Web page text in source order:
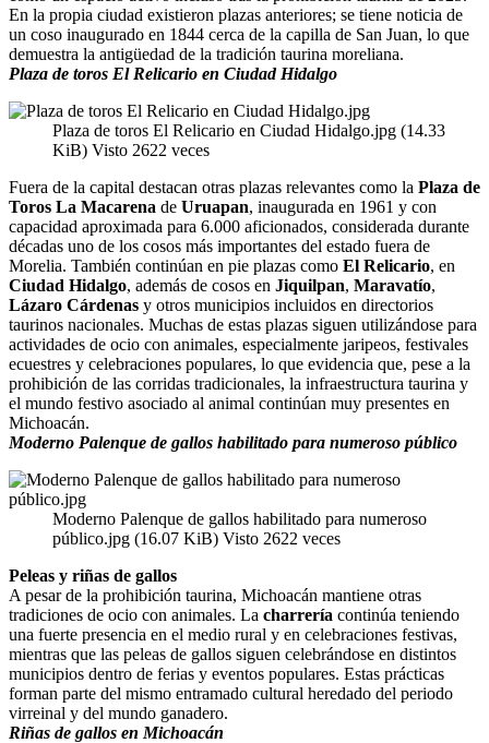
En la propia ciudad existieron plazas anteriores; se tiene noticia de
un coso inaugurado en 1844 cerca de la capilla de San Juan, lo que
demuestra la antigüedad de la tradición taurina moreliana.
Plaza de toros El Relicario en Ciudad Hidalgo
Plaza de toros El Relicario en Ciudad Hidalgo.jpg (14.33
KiB) Visto 2622 veces
Fuera de la capital destacan otras plazas relevantes como la Plaza de
Toros La Macarena de Uruapan, inaugurada en 1961 y con
capacidad aproximada para 6.000 aficionados, considerada durante
décadas uno de los cosos más importantes del estado fuera de
Morelia. También continúan en pie plazas como El Relicario, en
Ciudad Hidalgo, además de cosos en Jiquilpan, Maravatío,
Lázaro Cárdenas y otros municipios incluidos en directorios
taurinos nacionales. Muchas de estas plazas siguen utilizándose para
actividades de ocio con animales, especialmente jaripeos, festivales
ecuestres y celebraciones populares, lo que evidencia que, pese a la
prohibición de las corridas tradicionales, la infraestructura taurina y
el mundo festivo asociado al animal continúan muy presentes en
Michoacán.
Moderno Palenque de gallos habilitado para numeroso público
Moderno Palenque de gallos habilitado para numeroso
público.jpg (16.07 KiB) Visto 2622 veces
Peleas y riñas de gallos
A pesar de la prohibición taurina, Michoacán mantiene otras
tradiciones de ocio con animales. La charrería continúa teniendo
una fuerte presencia en el medio rural y en celebraciones festivas,
mientras que las peleas de gallos siguen celebrándose en distintos
municipios dentro de ferias y eventos populares. Estas prácticas
forman parte del mismo entramado cultural heredado del periodo
virreinal y del mundo ganadero.
Riñas de gallos en Michoacán